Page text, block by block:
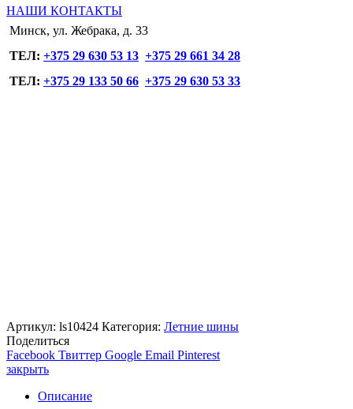
НАШИ КОНТАКТЫ
Минск, ул. Жебрака, д. 33
ТЕЛ: +375 29 630 53 13 +375 29 661 34 28
ТЕЛ: +375 29 133 50 66 +375 29 630 53 33
Артикул: ls10424 Категория: Летние шины
Поделиться
Facebook Твиттер Google Email Pinterest
закрыть
Описание